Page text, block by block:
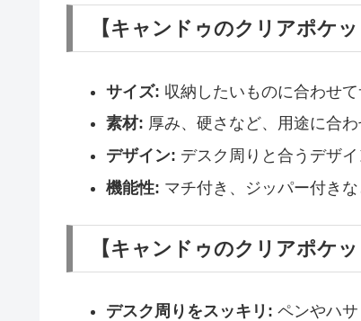
【キャンドゥのクリアポケ
サイズ: 収納したいものに合わせ
素材: 厚み、硬さなど、用途に合
デザイン: デスク周りと合うデザ
機能性: マチ付き、ジッパー付き
【キャンドゥのクリアポケ
デスク周りをスッキリ: ペンやハ